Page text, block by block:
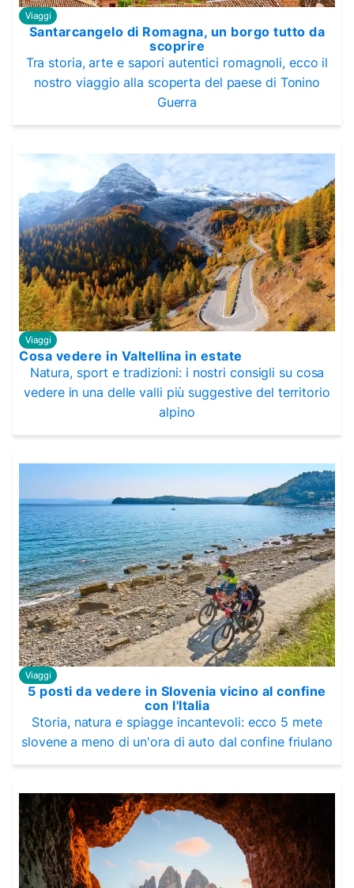
Viaggi
Santarcangelo di Romagna, un borgo tutto da
scoprire
Tra storia, arte e sapori autentici romagnoli, ecco il
nostro viaggio alla scoperta del paese di Tonino
Guerra
Viaggi
Cosa vedere in Valtellina in estate
Natura, sport e tradizioni: i nostri consigli su cosa
vedere in una delle valli più suggestive del territorio
alpino
Viaggi
5 posti da vedere in Slovenia vicino al confine
con l'Italia
Storia, natura e spiagge incantevoli: ecco 5 mete
slovene a meno di un'ora di auto dal confine friulano